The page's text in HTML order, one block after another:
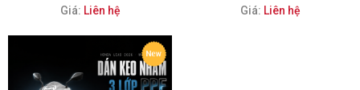
Giá: Liên hệ Giá: Liên hệ